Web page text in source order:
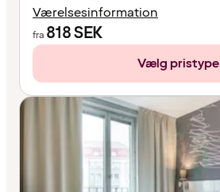
Værelsesinformation
fra 818SEK
Vælg pristype